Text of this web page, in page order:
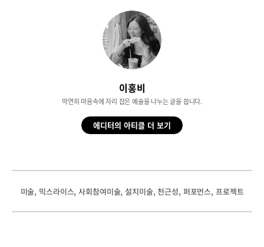
이홍비
막연히 마음속에 자리 잡은 예술을 나누는 글을 씁니다.
에디터의 아티클 더 보기
미술, 믹스라이스, 사회참여미술, 설치미술, 천근성, 퍼포먼스, 프로젝트